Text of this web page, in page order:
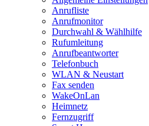
Anrufliste
Anrufmonitor
Durchwahl & Wählhilfe
Rufumleitung
Anrufbeantworter
Telefonbuch
WLAN & Neustart
Fax senden
WakeOnLan
Heimnetz
Fernzugriff